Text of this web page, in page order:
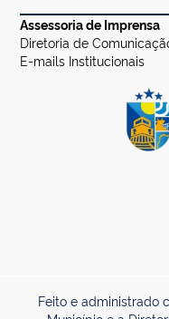
Assessoria de Imprensa
Diretoria de
E-mails Institucionais
Feito e administrado